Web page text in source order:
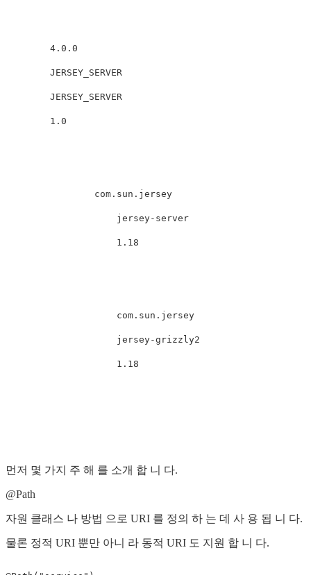
4.0.0
JERSEY_SERVER
JERSEY_SERVER
1.0
com.sun.jersey
jersey-server
1.18
com.sun.jersey
jersey-grizzly2
1.18
먼저 몇 가지 주 해 를 소개 합 니 다.
@Path
자원 클래스 나 방법 으로 URI 를 정의 하 는 데 사 용 됩 니 다.
물론 정적 URI 뿐만 아니 라 동적 URI 도 지원 합 니 다.